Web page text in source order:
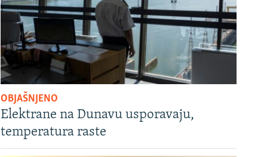
OBJAŠNJENO
Elektrane na Dunavu usporavaju,
temperatura raste